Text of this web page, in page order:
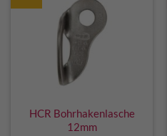
HCR Bohrhakenlasche
12mm